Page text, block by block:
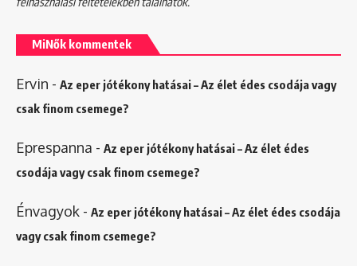
MiNők kommentek
Ervin - Az eper jótékony hatásai – Az élet édes csodája vagy
csak finom csemege?
Eprespanna - Az eper jótékony hatásai – Az élet édes
csodája vagy csak finom csemege?
Énvagyok - Az eper jótékony hatásai – Az élet édes csodája
vagy csak finom csemege?